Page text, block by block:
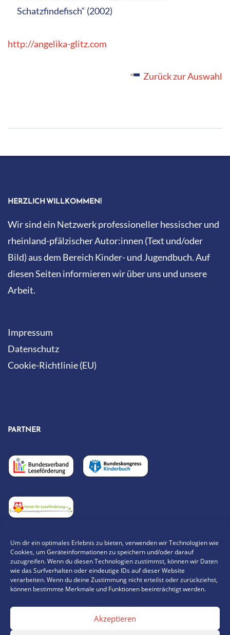
Um dir ein optimales Erlebnis zu bieten, verwenden wir Technologien wie
Cookies, um Geräteinformationen zu speichern und/oder darauf
zuzugreifen. Wenn du diesen Technologien zustimmst, können wir Daten
wie das Surfverhalten oder eindeutige IDs auf dieser Website
verarbeiten. Wenn du deine Zustimmung nicht erteilst oder zurückziehst,
können bestimmte Merkmale und Funktionen beeinträchtigt werden.
Akzeptieren
Schatzfindefisch“ (2002)
http://angelika-glitz.com
Zurück zur Auswahl
HERZLICH WILLKOMMEN!
Wir sind ein Netzwerk professioneller hessischer und
rheinland-pfälzischer Autor:innen (Text und/oder
Bild) aus dem Bereich Kinder- und Jugendbuch. Auf
diesen Seiten informieren wir über uns und unsere
Arbeit.
Impressum
Datenschutz
Cookie-Richtlinie (EU)
PARTNER
„KNALLEN MUSS ES TÜCHTIG UND LUSTIG WILL ICH’S
HABEN, SONST MACH ICH NICHT MIT.“